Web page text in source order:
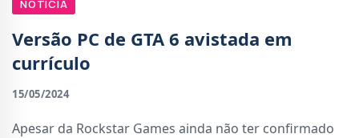
NOTÍCIA
Versão PC de GTA 6 avistada em
currículo
15/05/2024
Apesar da Rockstar Games ainda não ter confirmado